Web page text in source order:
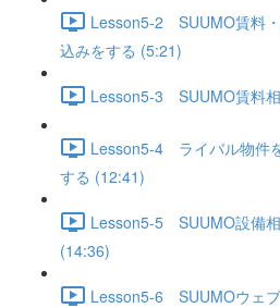
Lesson5-2 SUUMO賃料
込みをする (5:21)
Lesson5-3 SUUMO賃料
Lesson5-4 ライバル物件
する (12:41)
Lesson5-5 SUUMO設備
(14:36)
Lesson5-6 SUUMOウェ